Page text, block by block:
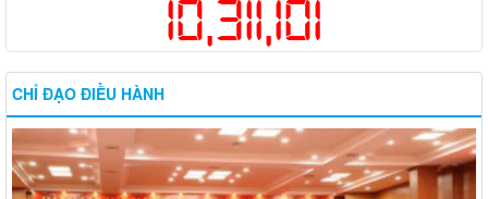
10,311,101
CHỈ ĐẠO ĐIỀU HÀNH